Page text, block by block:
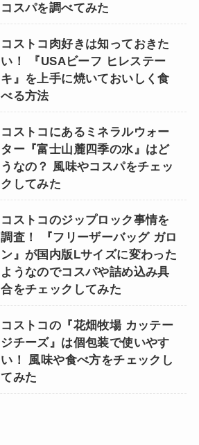
コスパを調べてみた
コストコ肉好きは知っておきた
い！ 『USAビーフ ヒレステー
キ』を上手に焼いておいしく食
べる方法
コストコにあるミネラルウォー
ター『富士山麓四季の水』はど
うなの？ 風味やコスパをチェッ
クしてみた
コストコのジップロック事情を
調査！ 『フリーザーバッグ ガロ
ン』が国内版Lサイズに変わった
ようなのでコスパや詰め込み具
合をチェックしてみた
コストコの『花畑牧場 カッテー
ジチーズ』は個包装で使いやす
い！ 風味や食べ方をチェックし
てみた